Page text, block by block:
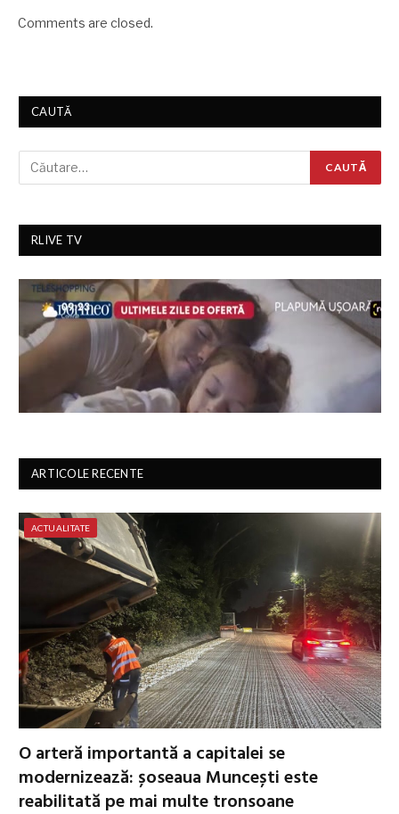
Comments are closed.
CAUTĂ
RLIVE TV
ARTICOLE RECENTE
ACTUALITATE
O arteră importantă a capitalei se
modernizează: șoseaua Muncești este
reabilitată pe mai multe tronsoane